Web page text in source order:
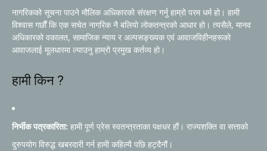
नागरिकको सूचना पाउने मौलिक अधिकारको संरक्षण गर्नु हाम्रो परम धर्म हो। हामी
विश्वास गर्छौं कि एक सचेत नागरिक नै बलियो लोकतन्त्रको आधार हो। त्यसैले, मानव
अधिकारको वकालत, सामाजिक न्याय र अल्पसङ्ख्यक एवं आवाजविहीनहरूको
आवाजलाई मूलधारमा ल्याउनु हाम्रो प्रमुख कर्तव्य हो।
हामी किन ?
निर्भीक पत्रकारिता: हामी पूर्ण प्रेस स्वतन्त्रताका पक्षधर हौं। राज्यशक्ति वा सत्ताको
दुरुपयोग विरुद्ध खबरदारी गर्न हामी कहिल्यै पछि हट्दैनौं।